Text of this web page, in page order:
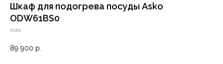
Шкаф для подогрева посуды Asko
ODW61BS0
Asko
89 900 р.